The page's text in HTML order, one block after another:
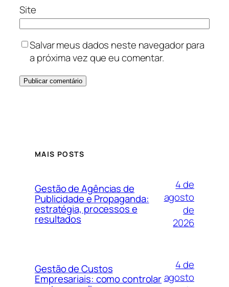
Site
Salvar meus dados neste navegador para
a próxima vez que eu comentar.
MAIS POSTS
Gestão de Agências de
Publicidade e Propaganda:
estratégia, processos e
resultados
4 de
agosto
de
2026
Gestão de Custos
Empresariais: como controlar
4 de
agosto